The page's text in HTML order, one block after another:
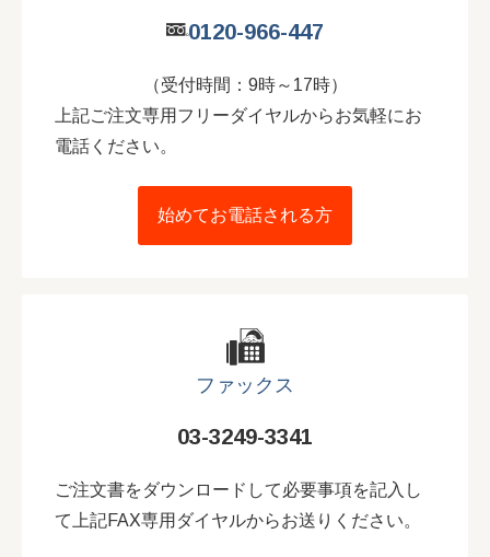
0120-966-447
（受付時間：9時～17時）
上記ご注文専用フリーダイヤルからお気軽にお
電話ください。
始めてお電話される方
ファックス
03-3249-3341
ご注文書をダウンロードして必要事項を記入し
て上記FAX専用ダイヤルからお送りください。